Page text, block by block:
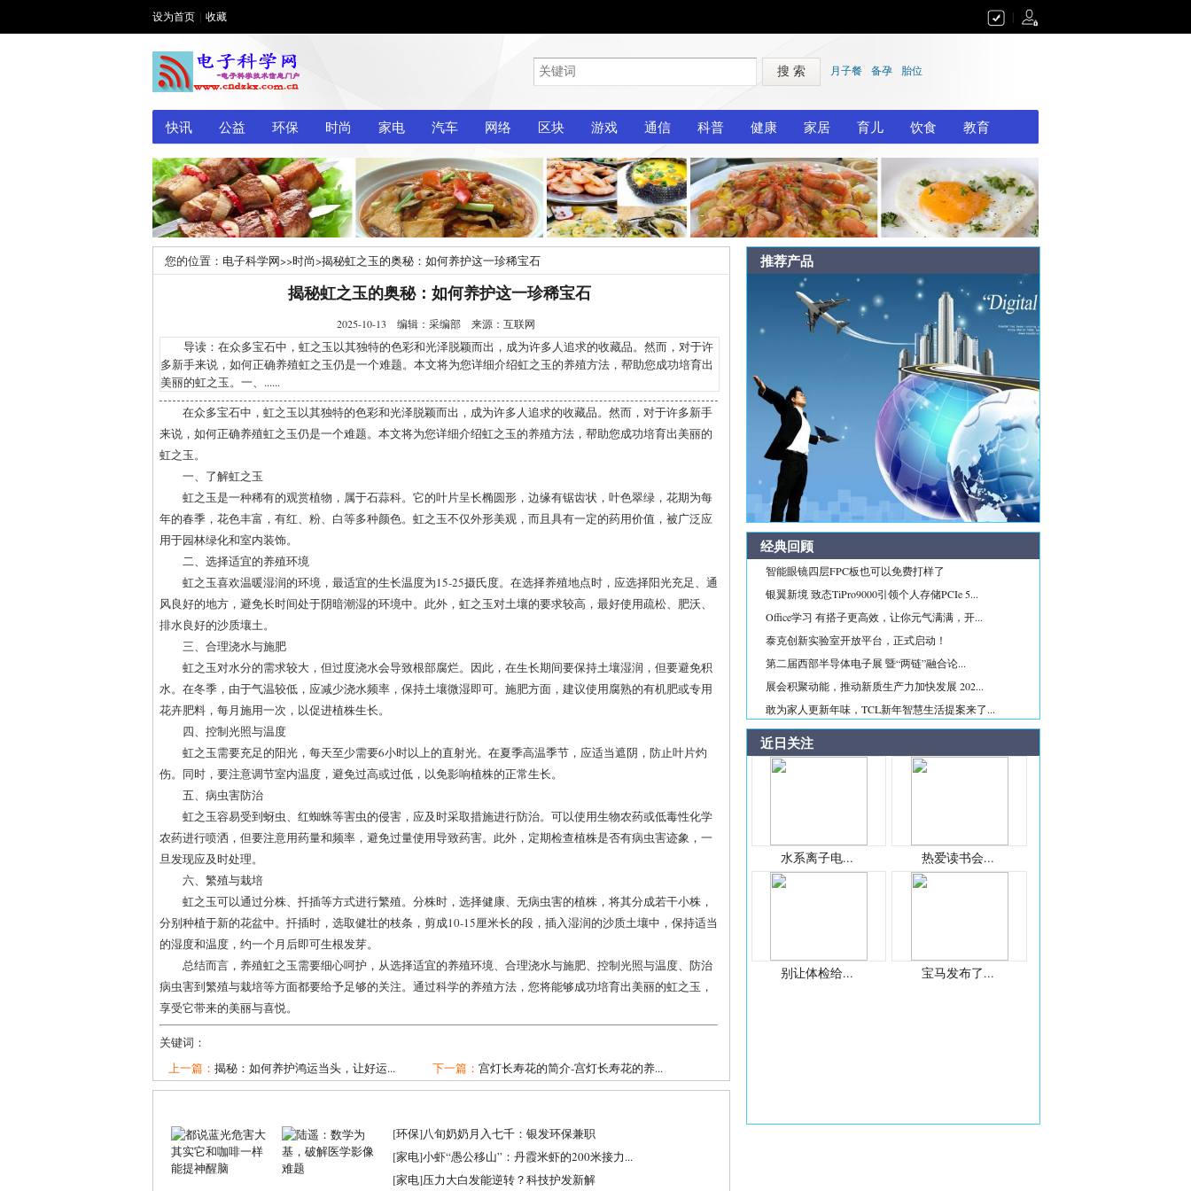
设为首页 收藏
搜 索 月子餐 备孕 胎位
快讯 公益 环保 时尚 家电 汽车 网络 区块 游戏 通信 科普 健康 家居 育儿 饮食 教育
您的位置： 电子科学网>>时尚>揭秘虹之玉的奥秘：如何养护这一珍稀宝石
揭秘虹之玉的奥秘：如何养护这一珍稀宝石
2025-10-13 编辑：采编部 来源：互联网
导读：在众多宝石中，虹之玉以其独特的色彩和光泽脱颖而出，成为许多人追求的收藏品。然而，对于许
多新手来说，如何正确养殖虹之玉仍是一个难题。本文将为您详细介绍虹之玉的养殖方法，帮助您成功培育出
美丽的虹之玉。一、......
在众多宝石中，虹之玉以其独特的色彩和光泽脱颖而出，成为许多人追求的收藏品。然而，对于许多新手
来说，如何正确养殖虹之玉仍是一个难题。本文将为您详细介绍虹之玉的养殖方法，帮助您成功培育出美丽的
虹之玉。
一、了解虹之玉
虹之玉是一种稀有的观赏植物，属于石蒜科。它的叶片呈长椭圆形，边缘有锯齿状，叶色翠绿，花期为每
年的春季，花色丰富，有红、粉、白等多种颜色。虹之玉不仅外形美观，而且具有一定的药用价值，被广泛应
用于园林绿化和室内装饰。
二、选择适宜的养殖环境
虹之玉喜欢温暖湿润的环境，最适宜的生长温度为15-25摄氏度。在选择养殖地点时，应选择阳光充足、通
风良好的地方，避免长时间处于阴暗潮湿的环境中。此外，虹之玉对土壤的要求较高，最好使用疏松、肥沃、
排水良好的沙质壤土。
三、合理浇水与施肥
虹之玉对水分的需求较大，但过度浇水会导致根部腐烂。因此，在生长期间要保持土壤湿润，但要避免积
水。在冬季，由于气温较低，应减少浇水频率，保持土壤微湿即可。施肥方面，建议使用腐熟的有机肥或专用
花卉肥料，每月施用一次，以促进植株生长。
四、控制光照与温度
虹之玉需要充足的阳光，每天至少需要6小时以上的直射光。在夏季高温季节，应适当遮阴，防止叶片灼
伤。同时，要注意调节室内温度，避免过高或过低，以免影响植株的正常生长。
五、病虫害防治
虹之玉容易受到蚜虫、红蜘蛛等害虫的侵害，应及时采取措施进行防治。可以使用生物农药或低毒性化学
农药进行喷洒，但要注意用药量和频率，避免过量使用导致药害。此外，定期检查植株是否有病虫害迹象，一
旦发现应及时处理。
六、繁殖与栽培
虹之玉可以通过分株、扦插等方式进行繁殖。分株时，选择健康、无病虫害的植株，将其分成若干小株，
分别种植于新的花盆中。扦插时，选取健壮的枝条，剪成10-15厘米长的段，插入湿润的沙质土壤中，保持适当
的湿度和温度，约一个月后即可生根发芽。
总结而言，养殖虹之玉需要细心呵护，从选择适宜的养殖环境、合理浇水与施肥、控制光照与温度、防治
病虫害到繁殖与栽培等方面都要给予足够的关注。通过科学的养殖方法，您将能够成功培育出美丽的虹之玉，
享受它带来的美丽与喜悦。
关键词：
上一篇： 揭秘：如何养护鸿运当头，让好运... 下一篇： 宫灯长寿花的简介-宫灯长寿花的养...
[环保]八旬奶奶月入七千：银发环保兼职
[家电]小虾“愚公移山”：丹霞米虾的200米接力...
[家电]压力大白发能逆转？科技护发新解
推荐产品
经典回顾
智能眼镜四层FPC板也可以免费打样了
银翼新境 致态TiPro9000引领个人存储PCIe 5...
Office学习 有搭子更高效，让你元气满满，开...
泰克创新实验室开放平台，正式启动！
第二届西部半导体电子展 暨“两链”融合论...
展会积聚动能，推动新质生产力加快发展 202...
敢为家人更新年味，TCL新年智慧生活提案来了...
近日关注
水系离子电... 热爱读书会...
别让体检给... 宝马发布了...